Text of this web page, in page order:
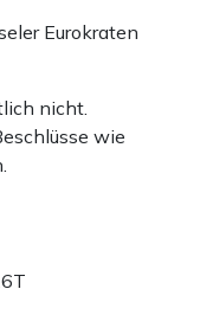
Eurokraten
nicht.
wie